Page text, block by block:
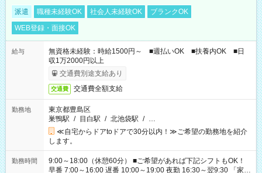
派遣 職種未経験OK 社会人未経験OK
ブランクOK
WEB登録・面接OK
給与
無資格未経験：時給1500円～ ■週払いOK ■扶養内OK ■日
収1万2000円以上
交通費別途支給あり
交通費 交通費全額支給
勤務地
東京都豊島区
巣鴨駅 / 目白駅 / 北池袋駅 / …
≪自宅からドアtoドアで30分以内！≫ご希望の勤務地を紹介
します。
勤務時間
9:00～18:00（休憩60分） ■ご希望があれば下記シフトもOK！
早番 7:00～16:00 遅番 10:00～19:00 夜勤 16:30～翌9:30 「家族